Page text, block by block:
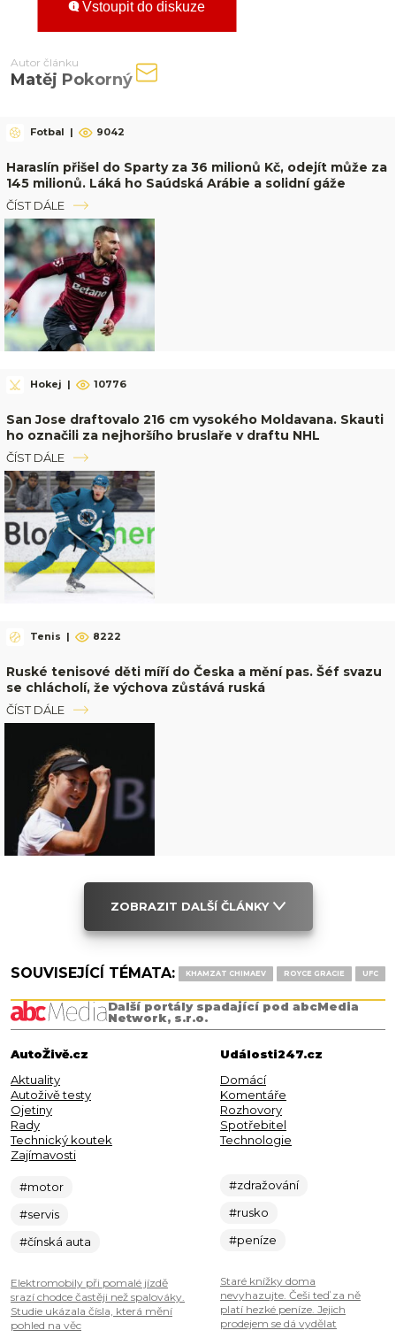
Vstoupit do diskuze
Autor článku
Matěj Pokorný
Fotbal | 9042
Haraslín přišel do Sparty za 36 milionů Kč, odejít může za
145 milionů. Láká ho Saúdská Arábie a solidní gáže
ČÍST DÁLE
Hokej | 10776
San Jose draftovalo 216 cm vysokého Moldavana. Skauti
ho označili za nejhoršího bruslaře v draftu NHL
ČÍST DÁLE
Tenis | 8222
Ruské tenisové děti míří do Česka a mění pas. Šéf svazu
se chlácholí, že výchova zůstává ruská
ČÍST DÁLE
ZOBRAZIT DALŠÍ ČLÁNKY
SOUVISEJÍCÍ TÉMATA: KHAMZAT CHIMAEV ROYCE GRACIE UFC
Další portály spadající pod abcMedia
Network, s.r.o.
AutoŽivě.cz
Aktuality
Autoživě testy
Ojetiny
Rady
Technický koutek
Zajímavosti
#motor
#servis
#čínská auta
Elektromobily při pomalé jízdě
srazí chodce častěji než spalováky.
Studie ukázala čísla, která mění
pohled na věc
Události247.cz
Domácí
Komentáře
Rozhovory
Spotřebitel
Technologie
#zdražování
#rusko
#peníze
Staré knížky doma
nevyhazujte. Češi teď za ně
platí hezké peníze. Jejich
prodejem se dá vydělat